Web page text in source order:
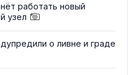
работать новый
узел
о ливне и граде